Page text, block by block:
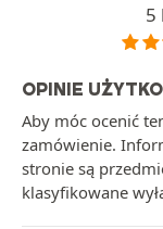
5
OPINIE
Aby móc ocenić
zamówienie.
stronie są
klasyfikowane